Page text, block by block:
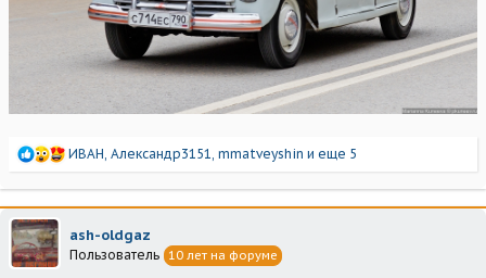
Р
а
к
и
и
ИВАН, Александр3151, mmatveyshin и еще 5
ash-oldgaz
Пользователь 10 лет на форуме